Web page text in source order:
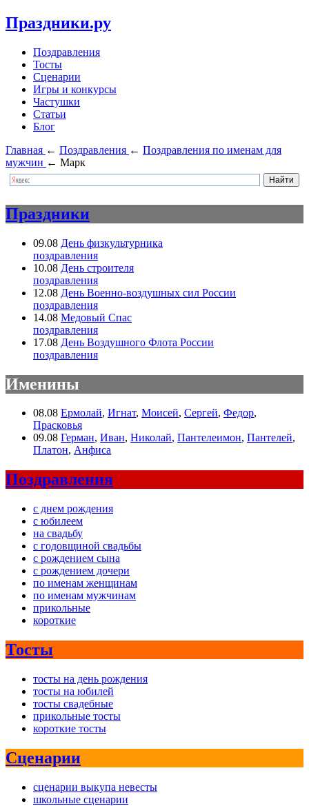
Праздники.ру
Поздравления
Тосты
Сценарии
Игры и конкурсы
Частушки
Статьи
Блог
Главная ← Поздравления ← Поздравления по именам для
мужчин ← Марк
Праздники
09.08 День физкультурника
поздравления
10.08 День строителя
поздравления
12.08 День Военно-воздушных сил России
поздравления
14.08 Медовый Спас
поздравления
17.08 День Воздушного Флота России
поздравления
Именины
08.08 Ермолай, Игнат, Моисей, Сергей, Федор,
Прасковья
09.08 Герман, Иван, Николай, Пантелеимон, Пантелей,
Платон, Анфиса
Поздравления
с днем рождения
с юбилеем
на свадьбу
с годовщиной свадьбы
с рождением сына
с рождением дочери
по именам женщинам
по именам мужчинам
прикольные
короткие
Тосты
тосты на день рождения
тосты на юбилей
тосты свадебные
прикольные тосты
короткие тосты
Сценарии
сценарии выкупа невесты
школьные сценарии